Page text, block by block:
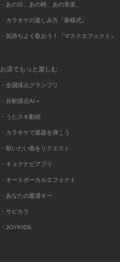
・あの日、あの時、あの音楽。
・カラオケの楽しみ方『新様式』
・気持ちよく歌おう！『マスクエフェクト』
お店でもっと楽しむ
・全国採点グランプリ
・分析採点AI＋
・うたスキ動画
・カラオケで楽器を弾こう
・歌いたい曲をリクエスト
・キョクナビアプリ
・オートボーカルエフェクト
・あなたの最適キー
・サビカラ
・JOYKIDS